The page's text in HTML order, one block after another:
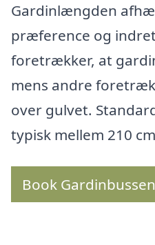
Gardinlængden
præference og
foretrækker, at
mens andre
over gulvet.
typisk mellem 210
Book